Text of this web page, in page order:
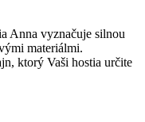
Anna vyznačuje silnou
materiálmi.
ktorý Vaši hostia určite